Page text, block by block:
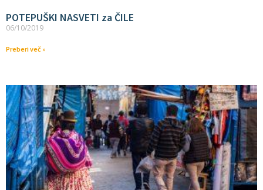
POTEPUŠKI NASVETI za ČILE
06/10/2019
Preberi več »